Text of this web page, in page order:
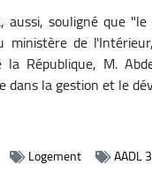
aussi, souligné que
ministère de
la République, M.
dans la gestion et le
Logement AADL 3